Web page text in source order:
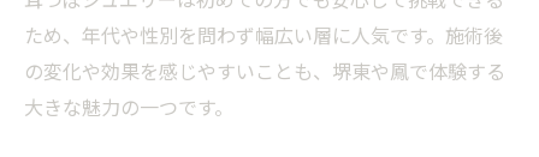
大阪エリアで選ばれる耳つぼジュエリーの
理由
耳つぼジュエリーが叶える美容とリラクゼ
ため、年代や性別を問わず幅広い層に人気です。施術後
の変化や効果を感じやすいことも、堺東や鳳で体験する
大きな魅力の一つです。